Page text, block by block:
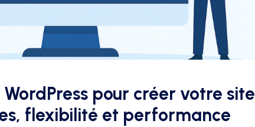
WordPress pour créer votre site
flexibilité et performance